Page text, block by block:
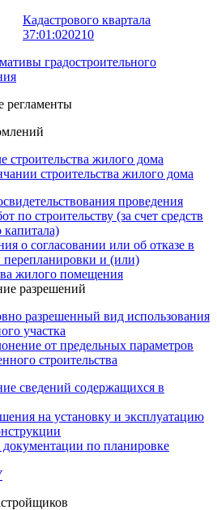
Кадастрового квартала
37:01:020210
градостроительного
регламенты
строительства жилого дома
строительства жилого дома
проведения
по строительству (за счет средств
капитала)
о согласовании или об отказе в
перепланировки и (или)
жилого помещения
разрешений
разрешенный вид использования
участка
от предельных параметров
строительства
сведений содержащихся в
на установку и эксплуатацию
по планировке